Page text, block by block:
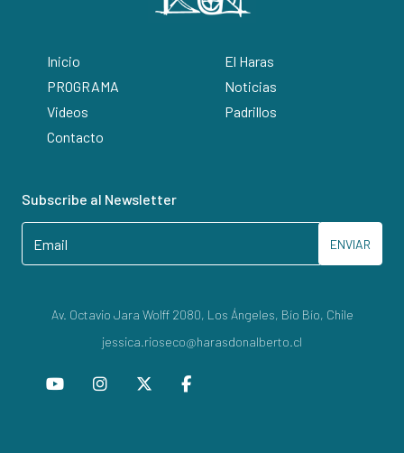
Inicio
El Haras
PROGRAMA
Noticias
Videos
Padrillos
Contacto
Subscribe al Newsletter
ENVIAR
Av. Octavio Jara Wolff 2080, Los Ángeles, Bío Bío, Chile
jessica.rioseco@harasdonalberto.cl